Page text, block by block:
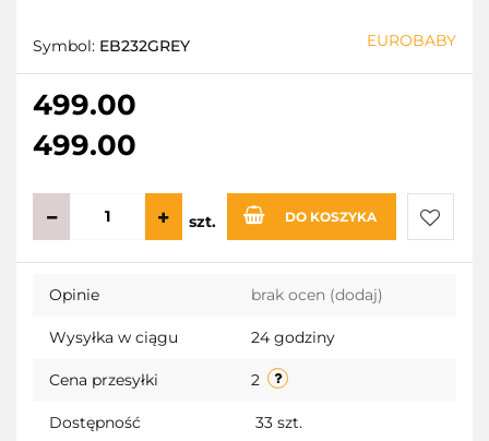
Symbol: EB232GREY EUROBABY
499.00
499.00
szt. DO KOSZYKA
Do
Opinie brak ocen (dodaj)
Wysyłka w ciągu 24 godziny
Cena przesyłki 2
Dostępność 33 szt.